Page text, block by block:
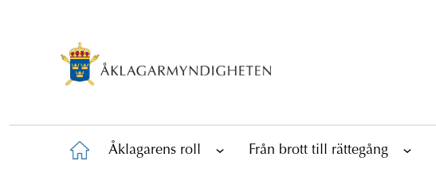
Åklagarens roll Från brott till rättegång